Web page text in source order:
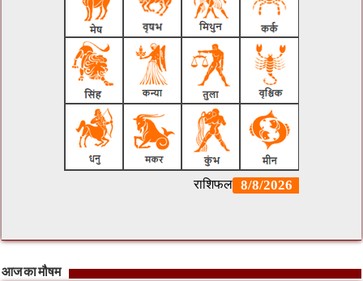
आज का मौषम